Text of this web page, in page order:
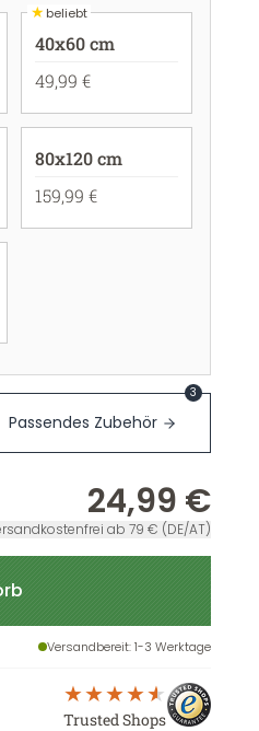
★beliebt
40x60 cm
49,99 €
80x120 cm
159,99 €
Passendes Zubehör
3
24,99 €
ab 79 € (DE/AT)
Versandbereit: 1-3 Werktage
Trusted Shops